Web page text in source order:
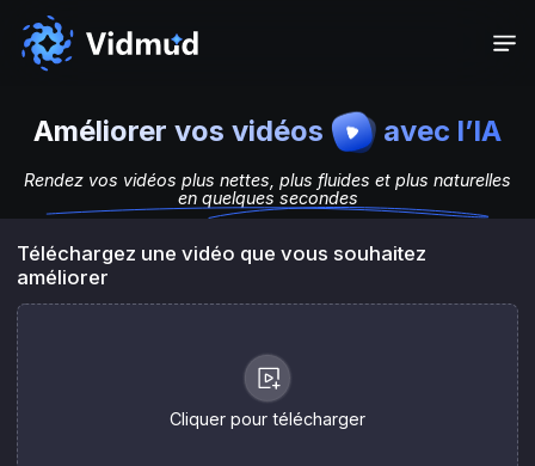
Téléchargez une vidéo que vous souhaitez
améliorer
Cliquer pour télécharger
Améliorer vos vidéos avec l’IA
Rendez vos vidéos plus nettes, plus fluides et plus naturelles
en quelques secondes